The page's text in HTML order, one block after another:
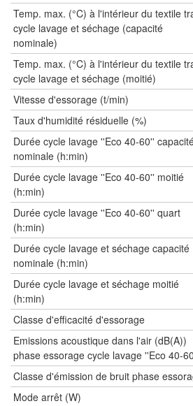
Temp. max. (°C) à l'intérieur du textile
cycle lavage et séchage (capacité
nominale)
Temp. max. (°C) à l'intérieur du textile
cycle lavage et séchage (moitié)
Vitesse d'essorage (t/min)
Taux d'humidité résiduelle (%)
Durée cycle lavage ''Eco 40-60''
nominale (h:min)
Durée cycle lavage ''Eco 40-60'' moitié
(h:min)
Durée cycle lavage ''Eco 40-60'' quart
(h:min)
Durée cycle lavage et séchage capacité
nominale (h:min)
Durée cycle lavage et séchage moitié
(h:min)
Classe d'efficacité d'essorage
Emissions acoustique dans l'air (dB(A))
phase essorage cycle lavage ''Eco 40-
Classe d'émission de bruit phase
Mode arrêt (W)